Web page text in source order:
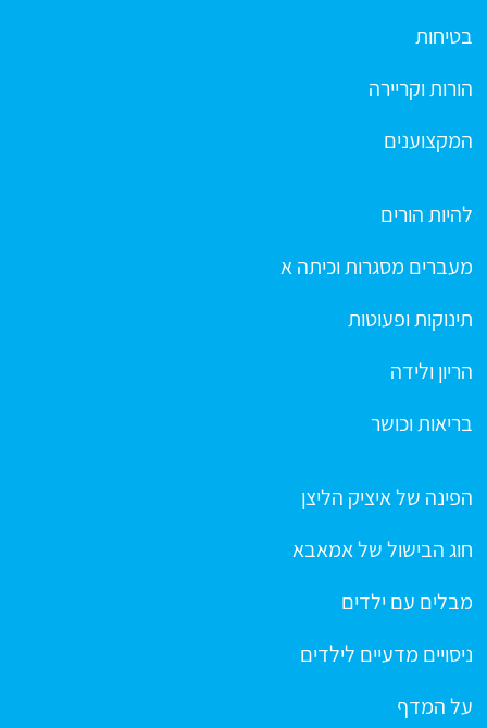
בטיחות
הורות וקריירה
המקצוענים
להיות הורים
מעברים מסגרות וכיתה א
תינוקות ופעוטות
הריון ולידה
בריאות וכושר
הפינה של איציק הליצן
חוג הבישול של אמאבא
מבלים עם ילדים
ניסויים מדעיים לילדים
על המדף